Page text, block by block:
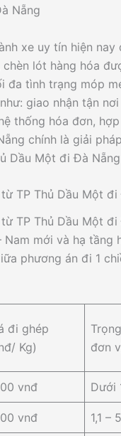
Nẵng
xe uy tín hiện
lót hàng hóa
đa tình trạng móp
giao nhận tận
thống hóa đơn,
chính là giải
Dầu Một đi Đà Nẵng
TP Thủ Dầu Một
TP Thủ Dầu Một
mới và hạ tầng
phương án đi 1
đi ghép
Kg)
đơn
vnđ Dưới
vnđ 1,1 –